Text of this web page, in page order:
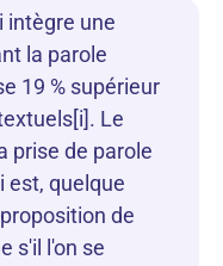
intègre une
la parole
19 % supérieur
Le
prise de parole
est, quelque
de
s'il l'on se